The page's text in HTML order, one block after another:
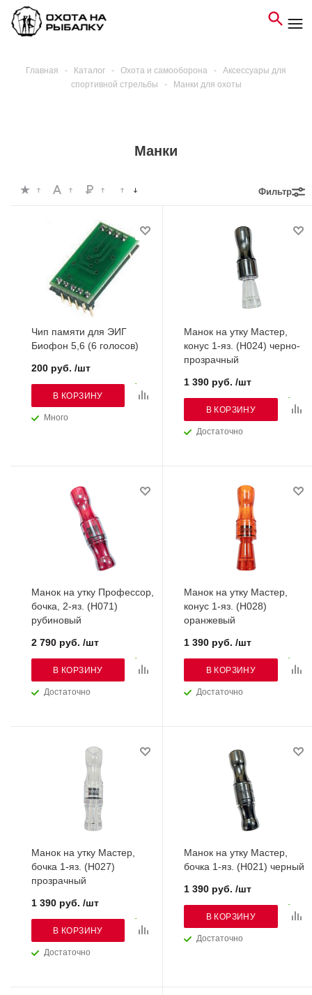
Главная - Каталог - Охота и самооборона -
Аксессуары для
спортивной стрельбы
- Манки для охоты
Манки
Фильтр
Чип памяти для ЭИГ
Биофон 5,6 (6 голосов)
Много
200 руб. /шт
В КОРЗИНУ
Манок на утку Мастер,
конус 1-яз. (H024) черно-
прозрачный
Достаточно
1 390 руб. /шт
В КОРЗИНУ
Манок на утку Профессор,
бочка, 2-яз. (H071)
рубиновый
Достаточно
2 790 руб. /шт
В КОРЗИНУ
Манок на утку Мастер,
конус 1-яз. (H028)
оранжевый
Достаточно
1 390 руб. /шт
В КОРЗИНУ
Манок на утку Мастер,
бочка 1-яз. (H027)
прозрачный
Достаточно
1 390 руб. /шт
В КОРЗИНУ
Манок на утку Мастер,
бочка 1-яз. (H021) черный
Достаточно
1 390 руб. /шт
В КОРЗИНУ